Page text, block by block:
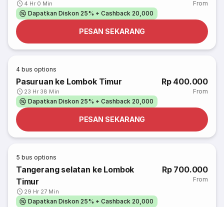
4 Hr 0 Min
From
Dapatkan Diskon 25% + Cashback 20,000
PESAN SEKARANG
4 bus options
Pasuruan ke Lombok Timur
23 Hr 38 Min
Rp 400.000
From
Dapatkan Diskon 25% + Cashback 20,000
PESAN SEKARANG
5 bus options
Tangerang selatan ke Lombok
Timur
29 Hr 27 Min
Rp 700.000
From
Dapatkan Diskon 25% + Cashback 20,000